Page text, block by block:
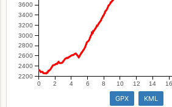
2200
2400
2600
2800
3000
3200
3400
3600
0 2 4 6 8 10 12 14 16
GPX KML